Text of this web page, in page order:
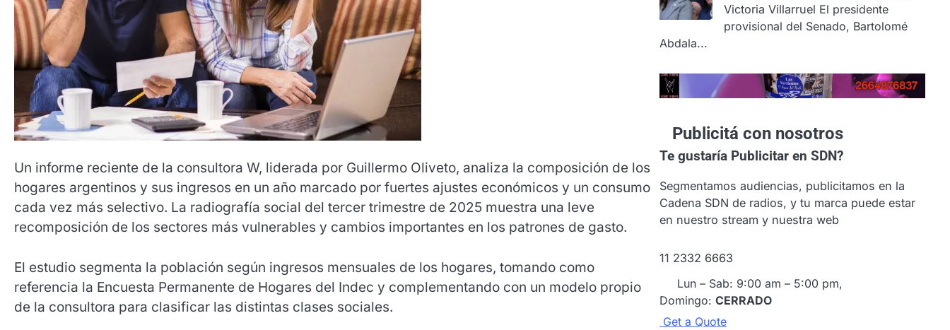
Un informe reciente de la consultora W, liderada por Guillermo Oliveto, analiza la composición de los
hogares argentinos y sus ingresos en un año marcado por fuertes ajustes económicos y un consumo
cada vez más selectivo. La radiografía social del tercer trimestre de 2025 muestra una leve
recomposición de los sectores más vulnerables y cambios importantes en los patrones de gasto.
El estudio segmenta la población según ingresos mensuales de los hogares, tomando como
referencia la Encuesta Permanente de Hogares del Indec y complementando con un modelo propio
de la consultora para clasificar las distintas clases sociales.
Victoria Villarruel El presidente
provisional del Senado, Bartolomé
Abdala...
Publicitá con nosotros
Te gustaríaPublicitar en SDN?
Segmentamos audiencias, publicitamos en la
Cadena SDN de radios, y tu marca puede estar
en nuestro stream y nuestra web
11 2332 6663
Lun – Sab: 9:00 am – 5:00 pm,
Domingo: CERRADO
Get a Quote